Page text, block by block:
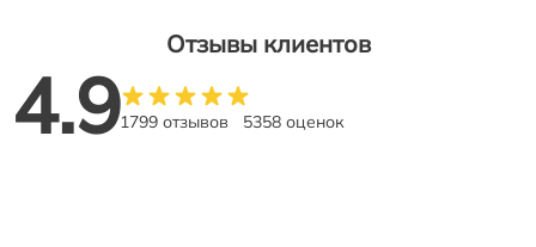
Отзывы клиентов
4.91799 отзывов 5358 оценок